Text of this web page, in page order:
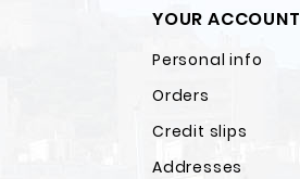
YOUR ACCOUNT
Personal info
Orders
Credit slips
Addresses